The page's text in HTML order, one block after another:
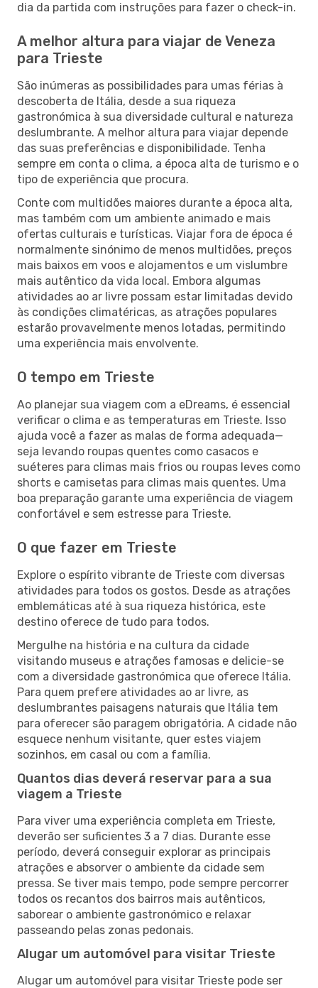
dia da partida com instruções para fazer o check-in.
A melhor altura para viajar de Veneza
para Trieste
São inúmeras as possibilidades para umas férias à
descoberta de Itália, desde a sua riqueza
gastronómica à sua diversidade cultural e natureza
deslumbrante. A melhor altura para viajar depende
das suas preferências e disponibilidade. Tenha
sempre em conta o clima, a época alta de turismo e o
tipo de experiência que procura.
Conte com multidões maiores durante a época alta,
mas também com um ambiente animado e mais
ofertas culturais e turísticas. Viajar fora de época é
normalmente sinónimo de menos multidões, preços
mais baixos em voos e alojamentos e um vislumbre
mais autêntico da vida local. Embora algumas
atividades ao ar livre possam estar limitadas devido
às condições climatéricas, as atrações populares
estarão provavelmente menos lotadas, permitindo
uma experiência mais envolvente.
O tempo em Trieste
Ao planejar sua viagem com a eDreams, é essencial
verificar o clima e as temperaturas em Trieste. Isso
ajuda você a fazer as malas de forma adequada—
seja levando roupas quentes como casacos e
suéteres para climas mais frios ou roupas leves como
shorts e camisetas para climas mais quentes. Uma
boa preparação garante uma experiência de viagem
confortável e sem estresse para Trieste.
O que fazer em Trieste
Explore o espírito vibrante de Trieste com diversas
atividades para todos os gostos. Desde as atrações
emblemáticas até à sua riqueza histórica, este
destino oferece de tudo para todos.
Mergulhe na história e na cultura da cidade
visitando museus e atrações famosas e delicie-se
com a diversidade gastronómica que oferece Itália.
Para quem prefere atividades ao ar livre, as
deslumbrantes paisagens naturais que Itália tem
para oferecer são paragem obrigatória. A cidade não
esquece nenhum visitante, quer estes viajem
sozinhos, em casal ou com a família.
Quantos dias deverá reservar para a sua
viagem a Trieste
Para viver uma experiência completa em Trieste,
deverão ser suficientes 3 a 7 dias. Durante esse
período, deverá conseguir explorar as principais
atrações e absorver o ambiente da cidade sem
pressa. Se tiver mais tempo, pode sempre percorrer
todos os recantos dos bairros mais autênticos,
saborear o ambiente gastronómico e relaxar
passeando pelas zonas pedonais.
Alugar um automóvel para visitar Trieste
Alugar um automóvel para visitar Trieste pode ser